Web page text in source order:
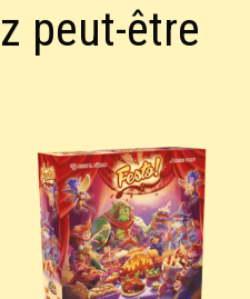
peut-être